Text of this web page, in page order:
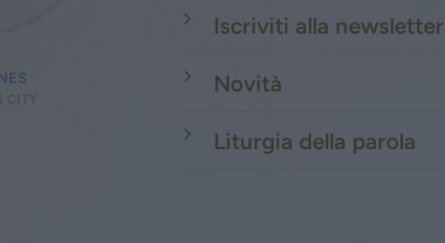
CITY
Iscriviti alla newsletter
Novità
Liturgia della parola